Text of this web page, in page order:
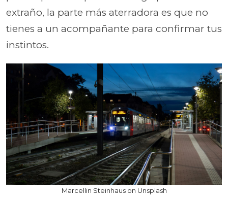
extraño, la parte más aterradora es que no
tienes a un acompañante para confirmar tus
instintos.
Marcellin Steinhaus on Unsplash